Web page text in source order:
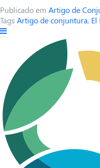
Publicado em Artigo de
Tags Artigo de conjuntura,